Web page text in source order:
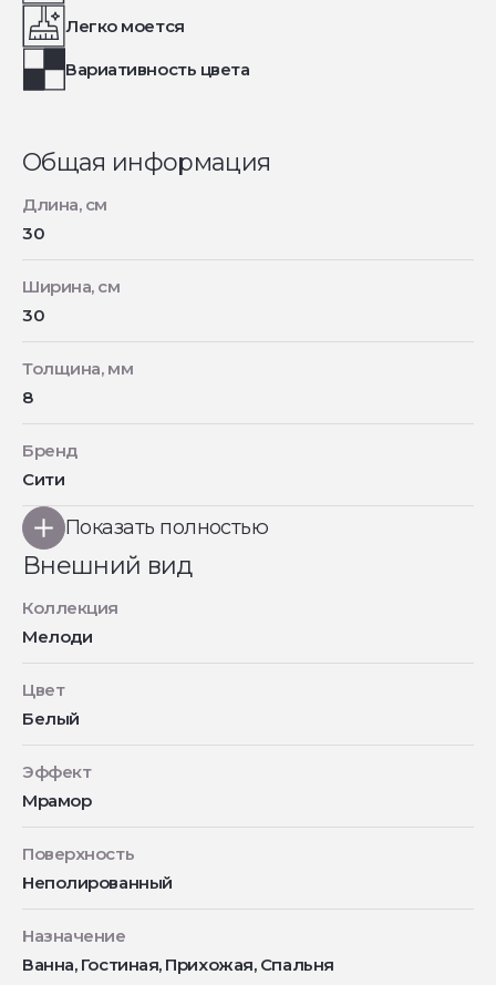
Легко моется
Вариативность цвета
Общая информация
Длина, см
30
Ширина, см
30
Толщина, мм
8
Бренд
Сити
Показать полностью
Внешний вид
Коллекция
Мелоди
Цвет
Белый
Эффект
Мрамор
Поверхность
Неполированный
Назначение
Ванна, Гостиная, Прихожая, Спальня